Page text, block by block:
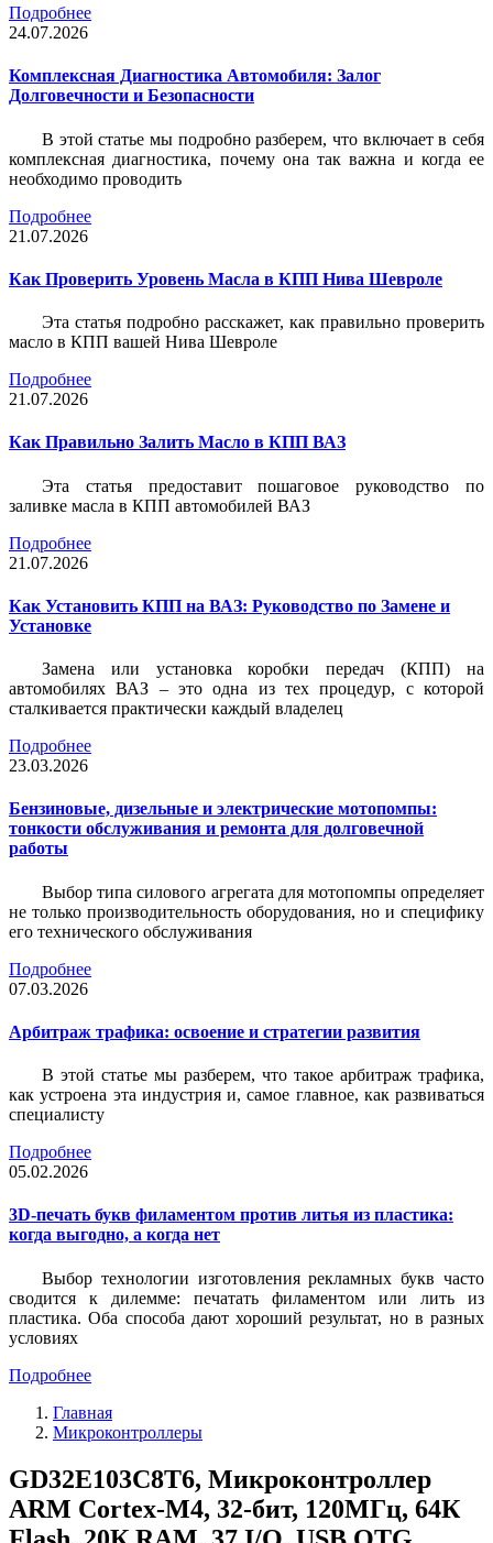
Подробнее
24.07.2026
Комплексная Диагностика Автомобиля: Залог
Долговечности и Безопасности
В этой статье мы подробно разберем, что включает в себя
комплексная диагностика, почему она так важна и когда ее
необходимо проводить
Подробнее
21.07.2026
Как Проверить Уровень Масла в КПП Нива Шевроле
Эта статья подробно расскажет, как правильно проверить
масло в КПП вашей Нива Шевроле
Подробнее
21.07.2026
Как Правильно Залить Масло в КПП ВАЗ
Эта статья предоставит пошаговое руководство по
заливке масла в КПП автомобилей ВАЗ
Подробнее
21.07.2026
Как Установить КПП на ВАЗ: Руководство по Замене и
Установке
Замена или установка коробки передач (КПП) на
автомобилях ВАЗ – это одна из тех процедур, с которой
сталкивается практически каждый владелец
Подробнее
23.03.2026
Бензиновые, дизельные и электрические мотопомпы:
тонкости обслуживания и ремонта для долговечной
работы
Выбор типа силового агрегата для мотопомпы определяет
не только производительность оборудования, но и специфику
его технического обслуживания
Подробнее
07.03.2026
Арбитраж трафика: освоение и стратегии развития
В этой статье мы разберем, что такое арбитраж трафика,
как устроена эта индустрия и, самое главное, как развиваться
специалисту
Подробнее
05.02.2026
3D-печать букв филаментом против литья из пластика:
когда выгодно, а когда нет
Выбор технологии изготовления рекламных букв часто
сводится к дилемме: печатать филаментом или лить из
пластика. Оба способа дают хороший результат, но в разных
условиях
Подробнее
Главная
Микроконтроллеры
GD32E103C8T6, Микроконтроллер
ARM Cortex-M4, 32-бит, 120МГц, 64К